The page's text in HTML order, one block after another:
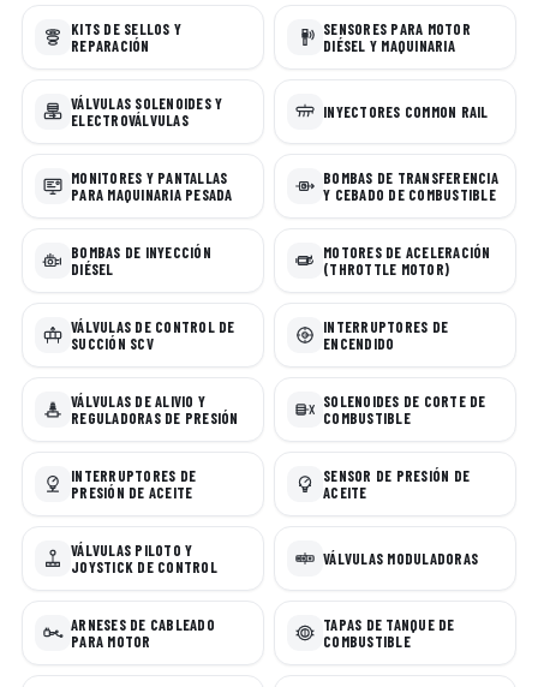
KITS DE SELLOS Y
REPARACIÓN
SENSORES PARA MOTOR
DIÉSEL Y MAQUINARIA
VÁLVULAS SOLENOIDES Y
ELECTROVÁLVULAS
INYECTORES COMMON RAIL
MONITORES Y PANTALLAS
PARA MAQUINARIA PESADA
BOMBAS DE TRANSFERENCIA
Y CEBADO DE COMBUSTIBLE
BOMBAS DE INYECCIÓN
DIÉSEL
MOTORES DE ACELERACIÓN
(THROTTLE MOTOR)
VÁLVULAS DE CONTROL DE
SUCCIÓN SCV
INTERRUPTORES DE
ENCENDIDO
VÁLVULAS DE ALIVIO Y
REGULADORAS DE PRESIÓN
SOLENOIDES DE CORTE DE
COMBUSTIBLE
INTERRUPTORES DE
PRESIÓN DE ACEITE
SENSOR DE PRESIÓN DE
ACEITE
VÁLVULAS PILOTO Y
JOYSTICK DE CONTROL
VÁLVULAS MODULADORAS
ARNESES DE CABLEADO
PARA MOTOR
TAPAS DE TANQUE DE
COMBUSTIBLE